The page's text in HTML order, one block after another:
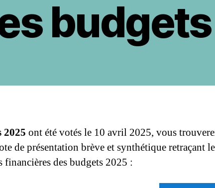
budgets
2025 ont été votés le 10 avril 2025, vous
de présentation brève et synthétique retraçant
des budgets 2025 :